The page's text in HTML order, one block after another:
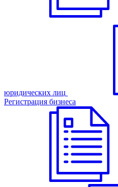
юридических лиц
Регистрация бизнеса